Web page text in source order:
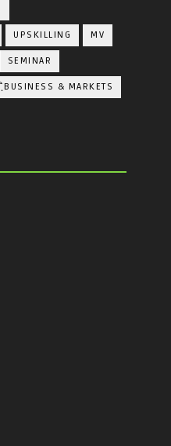
UPSKILLING MV
SEMINAR
ฺิBUSINESS & MARKETS